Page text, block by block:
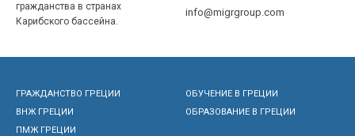
гражданства в странах
Карибского бассейна.
info@migrgroup.com
ГРАЖДАНСТВО ГРЕЦИИ
ВНЖ ГРЕЦИИ
ПМЖ ГРЕЦИИ
ОБУЧЕНИЕ В ГРЕЦИИ
ОБРАЗОВАНИЕ В ГРЕЦИИ